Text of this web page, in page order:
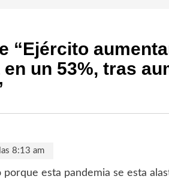
“Ejército
un 53%, tras
8:13 am
esta pandemia se esta